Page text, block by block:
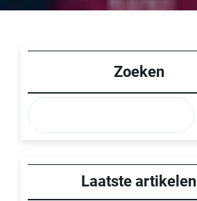
Zoeken
Laatste artikelen